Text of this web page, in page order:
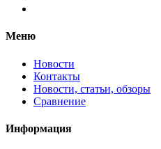
Меню
Новости
Контакты
Новости, статьи, обзоры
Сравнение
Информация